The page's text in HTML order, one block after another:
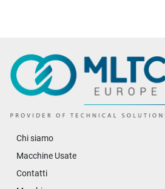
Chi siamo
Macchine Usate
Contatti